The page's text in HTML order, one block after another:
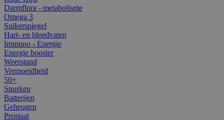
Darmflora - metabolisme
Omega 3
Suikerspiegel
Hart- en bloedvaten
Immuno - Energie
Energie booster
Weerstand
Vermoeidheid
50+
Snurken
Batterijen
Geheugen
Prostaat